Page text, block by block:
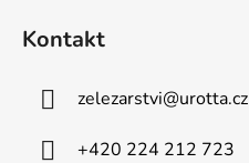
Kontakt
zelezarstvi@urotta.cz
+420 224 212 723